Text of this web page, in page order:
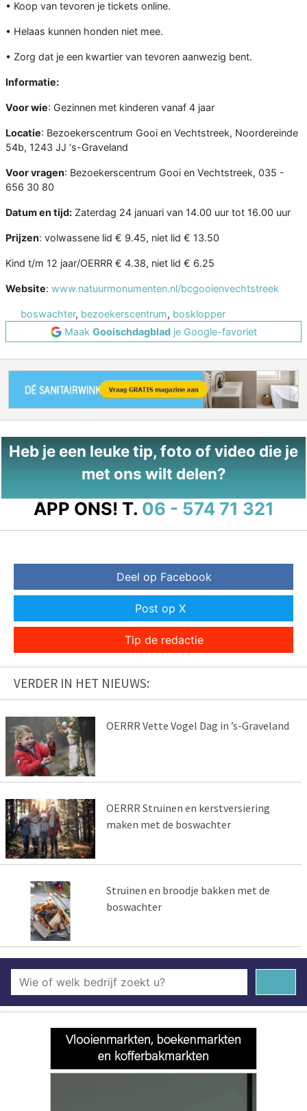
• Koop van tevoren je tickets online.
• Helaas kunnen honden niet mee.
• Zorg dat je een kwartier van tevoren aanwezig bent.
Informatie:
Voor wie: Gezinnen met kinderen vanaf 4 jaar
Locatie: Bezoekerscentrum Gooi en Vechtstreek, Noordereinde
54b, 1243 JJ ‘s-Graveland
Voor vragen: Bezoekerscentrum Gooi en Vechtstreek, 035 -
656 30 80
Datum en tijd: Zaterdag 24 januari van 14.00 uur tot 16.00 uur
Prijzen: volwassene lid € 9.45, niet lid € 13.50
Kind t/m 12 jaar/OERRR € 4.38, niet lid € 6.25
Website: www.natuurmonumenten.nl/bcgooienvechtstreek
boswachter, bezoekerscentrum, bosklopper
Maak Gooischdagbladje Google-favoriet
Heb je een leuke tip, foto of video die je
met ons wilt delen?
APP ONS! T. 06 - 574 71 321
Deel op Facebook
Post op X
Tip de redactie
VERDER IN HET NIEUWS:
OERRR Vette Vogel Dag in ’s-Graveland
OERRR Struinen en kerstversiering
maken met de boswachter
Struinen en broodje bakken met de
boswachter